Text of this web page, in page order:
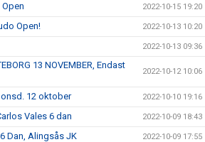
2022-10-15 19:20
Open! 2022-10-13 10:20
2022-10-13 09:36
13 NOVEMBER, Endast
2022-10-12 10:06
12 oktober 2022-10-10 19:16
Vales 6 dan 2022-10-09 18:43
Dan, Alingsås JK 2022-10-09 17:55